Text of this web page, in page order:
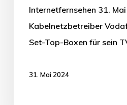
Internetfernsehen 31.
Kabelnetzbetreiber
Set-Top-Boxen für sein
31. Mai 2024